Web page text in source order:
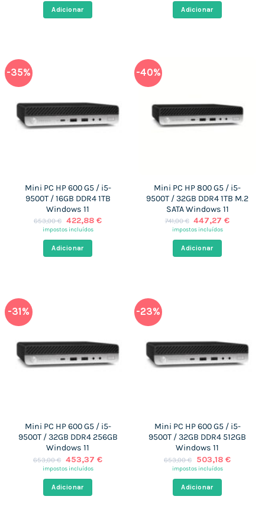
era:
654,00 €.
Adicionar
era:
599,00 €.
Adicionar
-35%
Mini PC HP 600 G5 / i5-
9500T / 16GB DDR4 1TB
Windows 11
653,00€ O
preço
era:
653,00 €.
422,88 €O
impostos incluídos
Adicionar
-40%
Mini PC HP 800 G5 / i5-
9500T / 32GB DDR4 1TB M.2
SATA Windows 11
741,00€ O
preço
era:
741,00 €.
447,27€O
impostos incluídos
Adicionar
-31%
Mini PC HP 600 G5 / i5-
9500T / 32GB DDR4 256GB
Windows 11
653,00€ O
preço
era:
653,00 €.
453,37 €O
impostos incluídos
Adicionar
-23%
Mini PC HP 600 G5 / i5-
9500T / 32GB DDR4 512GB
Windows 11
653,00€
O
preço
era:
653,00 €.
503,18 €O
impostos incluídos
Adicionar